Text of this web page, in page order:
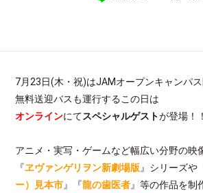
7月23日(木・祝)はJAMオープンキャンパス
無料送迎バスも運行するこの日は
オンラインにてスペシャルゲストが登場！！
アニメ・実写・ゲームなど幅広い分野の映
『ヱヴァンゲリヲン新劇場版 』シリーズや
ー）見本市』『龍の歯医者』等の作品を制